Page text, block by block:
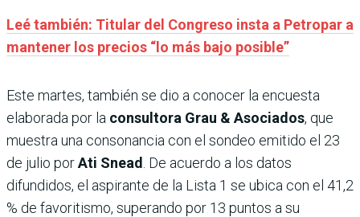
Leé también: Titular del Congreso insta a Petropar a
mantener los precios “lo más bajo posible”
Este martes, también se dio a conocer la encuesta
elaborada por la consultora Grau & Asociados, que
muestra una consonancia con el sondeo emitido el 23
de julio porAti Snead . De acuerdo a los datos
difundidos, el aspirante de la Lista 1 se ubica con el 41,2
% de favoritismo, superando por 13 puntos a su